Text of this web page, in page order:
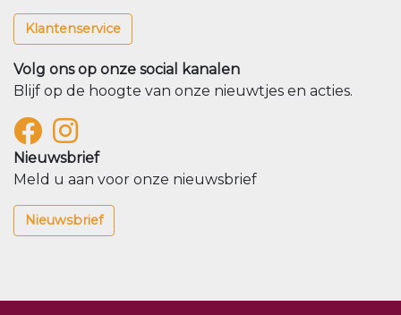
Klantenservice
Volg ons op onze social kanalen
Blijf op de hoogte van onze nieuwtjes en acties.
Nieuwsbrief
Meld u aan voor onze nieuwsbrief
Nieuwsbrief